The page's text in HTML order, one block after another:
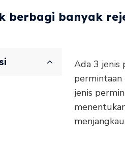
berbagi banyak
Ada 3 jenis
jenis